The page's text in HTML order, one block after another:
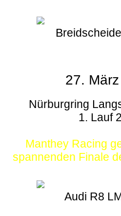
27.
Nürburgring
1. Lauf
Manthey Racing
spannenden Finale
Audi R8